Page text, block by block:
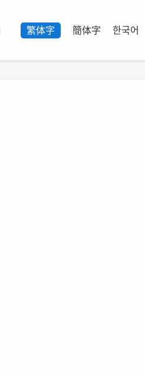
한국어
簡体字
繁体字